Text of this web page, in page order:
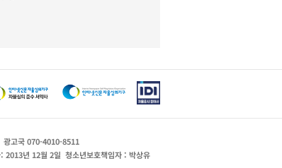
광고국 070-4010-8511
2013년 12월 2일 청소년보호책임자 : 박상유